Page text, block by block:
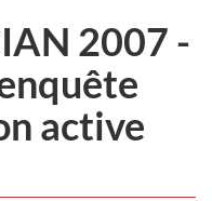
2007 -
active